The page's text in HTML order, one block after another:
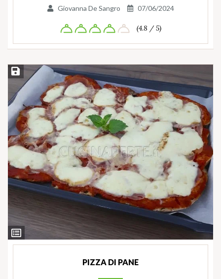
Giovanna De Sangro 07/06/2024
(4.8 / 5)
Ingredienti
Salva ricetta
PIZZA DI PANE